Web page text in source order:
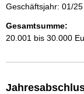
Geschäftsjahr: 01/
Gesamtsumme:
20.001 bis 30.000